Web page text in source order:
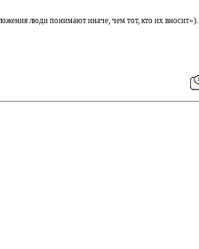
люди понимают иначе, чем тот, кто их вносит»).